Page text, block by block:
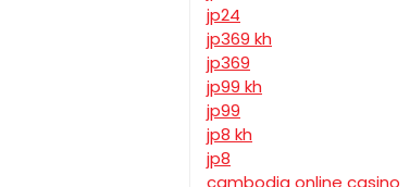
jp24
jp369 kh
jp369
jp99 kh
jp99
jp8 kh
jp8
cambodia online casino